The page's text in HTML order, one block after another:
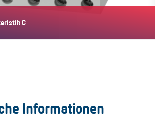
C
C gewährleisten die Geräte
Informationen